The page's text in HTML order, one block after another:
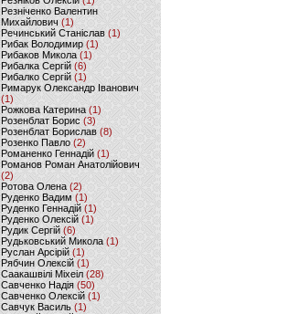
Резніченко Валентин
Михайлович (1)
Речинський Станіслав (1)
Рибак Володимир(1)
Рибаков Микола(1)
Рибалка Сергій (6)
Рибалко Сергій (1)
Римарук Олександр Іванович
(1)
Рожкова Катерина(1)
Розенблат Борис (3)
Розенблат Борислав (8)
Розенко Павло (2)
Романенко Геннадій (1)
Романов Роман Анатолійович
(2)
Ротова Олена(2)
Руденко Вадим (1)
Руденко Геннадій (1)
Руденко Олексій(1)
Рудик Сергій(6)
Рудьковський Микола (1)
Руслан Арсірій(1)
Рябчин Олексій (1)
Саакашвілі Міхеіл(28)
Савченко Надія (50)
Савченко Олексій(1)
Савчук Василь (1)